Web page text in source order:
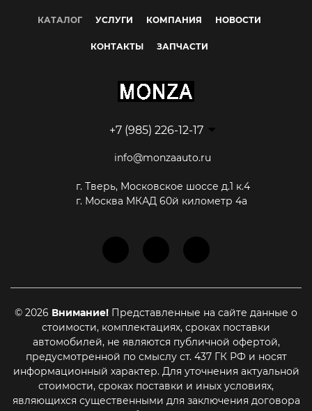
КАТАЛОГ УСЛУГИ КОМПАНИЯ НОВОСТИ
КОНТАКТЫ ЗАПЧАСТИ
+7 (985) 226-12-17
info@monzaauto.ru
г. Тверь, Московское шоссе д.1 к.4
г. Москва МКАД 60й километр 4а
© 2026 Внимание! Представленные на сайте данные о
стоимости, комплектациях, сроках поставки
автомобилей, не являются публичной офертой,
предусмотренной по смыслу ст. 437 ГК РФ и носят
информационный характер. Для уточнения актуальной
стоимости, сроках поставки и иных условиях,
являющихся существенными для заключения договора